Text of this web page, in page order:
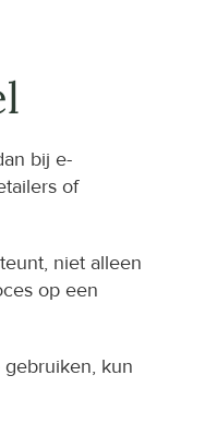
bij e-
of
niet alleen
op een
kun